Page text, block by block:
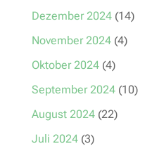
Dezember 2024(14)
November 2024(4)
Oktober 2024(4)
September 2024(10)
August 2024(22)
Juli 2024(3)